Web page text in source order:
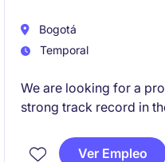
Bogotá
Temporal
We are looking for a
strong track record in
through offlineVer Empleo